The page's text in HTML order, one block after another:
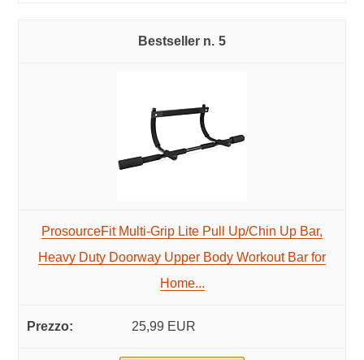
5
ProsourceFit Multi-Grip Lite Pull Up/Chin Up Bar,
Heavy Duty Doorway Upper Body Workout Bar for
Home...
25,99 EUR